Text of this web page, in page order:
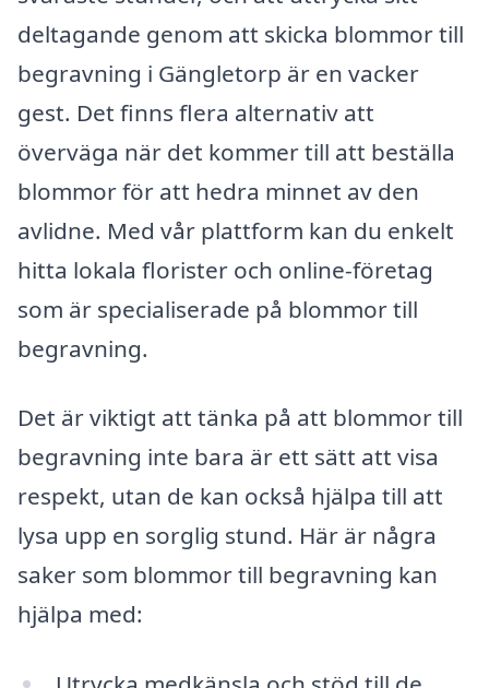
deltagande genom att skicka blommor till
begravning i Gängletorp är en vacker
gest. Det finns flera alternativ att
överväga när det kommer till att beställa
blommor för att hedra minnet av den
avlidne. Med vår plattform kan du enkelt
hitta lokala florister och online-företag
som är specialiserade på blommor till
begravning.
Det är viktigt att tänka på att blommor till
begravning inte bara är ett sätt att visa
respekt, utan de kan också hjälpa till att
lysa upp en sorglig stund. Här är några
saker som blommor till begravning kan
hjälpa med: